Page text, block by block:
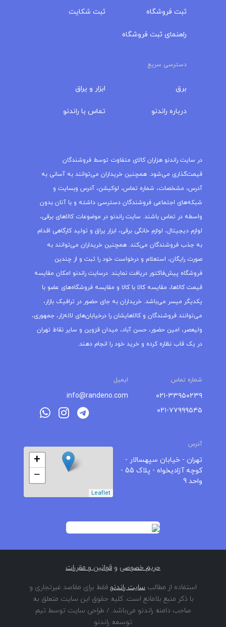
ثبت فروشگاه
راهنمای ثبت فروشگاه
ثبت شکایت
دسترسی سریع
برق
درباره‌ راندنو
ابزار و یراق
تماس با راندنو
در سایت راندنو هزاران کالای متفاوت توسط فروشندگان
قیمت‌گذاری می‌شود. همچنین خریداران می‌توانند به آسانی به
آدرس، مشخصات، شماره تماس، لوکیشن، آدرس وبسایت و
شبکه‌های اجتماعی فروشندگان دسترسی داشته و با آنان بدون
واسطه در تماس باشند. سایت راندنو در موضوعات کالاهای برقی،
لوازم دیجیتال، لوازم خانگی برقی، ابزار یراق و تولید کارگاهی اقدام
به جذب فروشندگان می‌کند. همچنین خریداران می‌توانند به
صورت رایگان، استعلام و درخواست خود را ثبت و از چندین
فروشگاه پیش‌فاکتور دریافت نمایند. درسایت راندنو امکان مقایسه
قیمت کالاها، مقایسه کالا با کالا و مقایسه فروشگاه‌های عضو با
یکدیگر میسر می‌باشد. خریداران به جای حضور در ترافیک بازار،
می‌توانند فروشندگان و کالاهایشان را درخیابان‌های لاله‌زار، جمهوری،
ولیعصر، امین حضور، حسن آباد، میدان قزوین و سایر نقاط تهران
در یک قاب نظاره کرده و خرید خود را انجام دهند.
شماره تماس ایمیل
۰۲۱-۳۳۹۵۰۲۳۹
۰۲۱-۷۷۹۹۹۵۴۵
info@randeno.com
آدرس
تهران - خیابان سپهسالار -
کوچه آزادیخواه - پلاک 55 -
واحد 9
+
−
Leaflet
حریم خصوصی و قوانین و مقررات
استفاده از مطالب سایت راندنو فقط برای مقاصد غیرتجاری و
با ذکر منبع بلامانع است. کلیه حقوق این سایت متعلق به
صاحب دامنه راندنو می‌باشد. / طراحی سایت توسط تیم
توسعه راندنو